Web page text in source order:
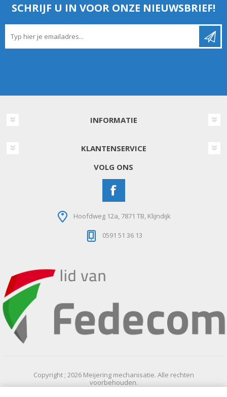
SCHRIJF U IN VOOR ONZE NIEUWSBRIEF!
INFORMATIE
KLANTENSERVICE
VOLG ONS
Hoofdweg 12a, 7871 TB, Klijndijk
0591 51 36 13
Copyright ; 2026 Meijering mechanisatie. Alle rechten
voorbehouden.